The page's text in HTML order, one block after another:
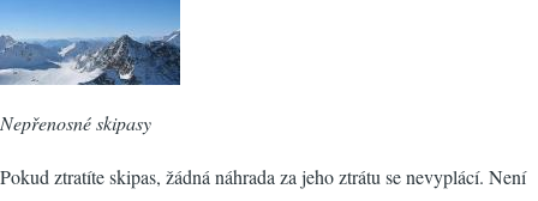
Nepřenosné skipasy
Pokud ztratíte skipas, žádná náhrada za jeho ztrátu se nevyplácí. Není